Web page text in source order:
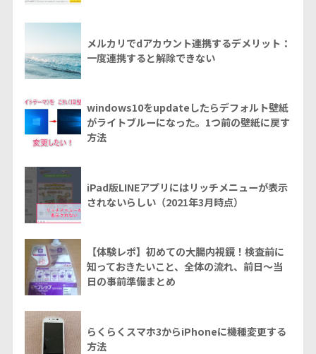
メルカリでdアカウント連携するデメリット：
一度連携すると解除できない
windows10をupdateしたらデフォルト壁紙
がライトブルーになった。1つ前の壁紙に戻す
方法
iPad版LINEアプリにはリッチメニューが表示
されないらしい（2021年3月時点）
【体験レポ】初めての大腸内視鏡！検査前に
知っておきたいこと、全体の流れ、前日～当
日の事前準備まとめ
らくらくスマホ3からiPhoneに機種変更する
方法